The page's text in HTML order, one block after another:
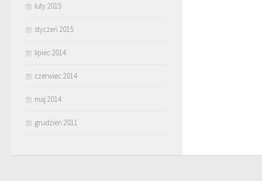
luty 2015
styczeń 2015
lipiec 2014
czerwiec 2014
maj 2014
grudzień 2011